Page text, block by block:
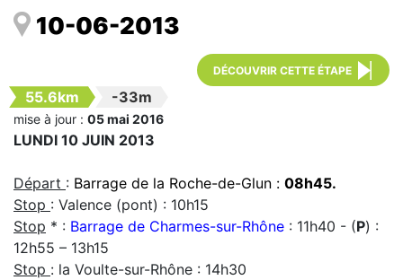
10-06-2013
DÉCOUVRIR CETTE ÉTAPE
55.6km -33m
mise à jour : 05 mai 2016
LUNDI 10 JUIN 2013
Départ : Barrage de la Roche-de-Glun : 08h45.
Stop : Valence (pont) : 10h15
Stop * : Barrage de Charmes-sur-Rhône : 11h40 - (P) :
12h55 – 13h15
Stop : la Voulte-sur-Rhône : 14h30